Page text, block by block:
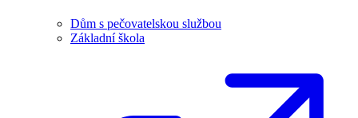
Dům s pečovatelskou službou
Základní škola